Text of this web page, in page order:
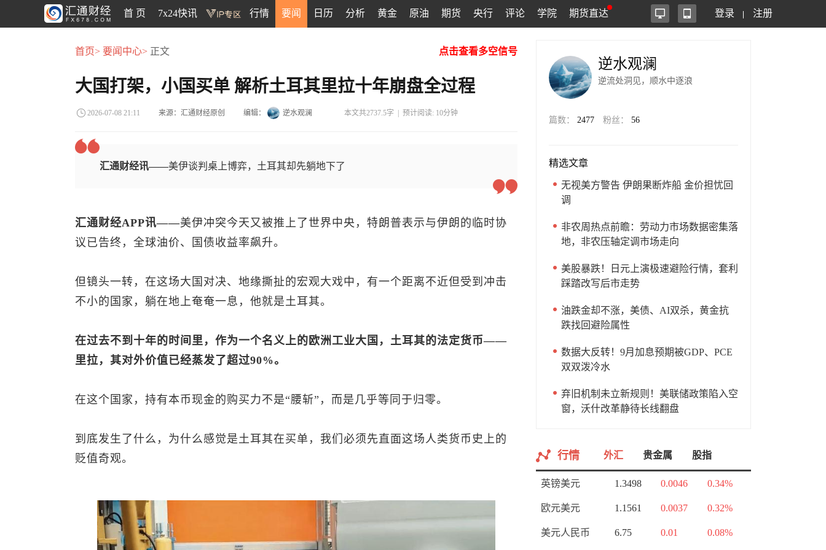
首 页 7x24快讯 行情 要闻 日历 分析 黄金 原油 期货 央行 评论 学院 期货直达 登录 注册
首页> 要闻中心> 正文 点击查看多空信号
大国打架，小国买单 解析土耳其里拉十年崩盘全过程
2026-07-08 21:11 来源：汇通财经原创 编辑： 逆水观澜 本文共2737.5字 |预计阅读: 10分钟
汇通财经讯——美伊谈判桌上博弈，土耳其却先躺地下了
汇通财经APP讯——美伊冲突今天又被推上了世界中央，特朗普表示与伊朗的临时协
议已告终，全球油价、国债收益率飙升。
但镜头一转，在这场大国对决、地缘撕扯的宏观大戏中，有一个距离不近但受到冲击
不小的国家，躺在地上奄奄一息，他就是土耳其。
在过去不到十年的时间里，作为一个名义上的欧洲工业大国，土耳其的法定货币——
里拉，其对外价值已经蒸发了超过90%。
在这个国家，持有本币现金的购买力不是“腰斩”，而是几乎等同于归零。
到底发生了什么，为什么感觉是土耳其在买单，我们必须先直面这场人类货币史上的
贬值奇观。
逆水观澜
逆流处洞见，顺水中逐浪
篇数： 2477 粉丝： 56
精选文章
无视美方警告 伊朗果断炸船 金价担忧回
调
非农周热点前瞻：劳动力市场数据密集落
地，非农压轴定调市场走向
美股暴跌！日元上演极速避险行情，套利
踩踏改写后市走势
油跌金却不涨，美债、AI双杀，黄金抗
跌找回避险属性
数据大反转！9月加息预期被GDP、PCE
双双泼冷水
弃旧机制未立新规则！美联储政策陷入空
窗，沃什改革静待长线翻盘
行情 外汇 贵金属 股指
英镑美元 1.3498 0.0046 0.34%
欧元美元 1.1561 0.0037 0.32%
美元人民币 6.75 0.01 0.08%